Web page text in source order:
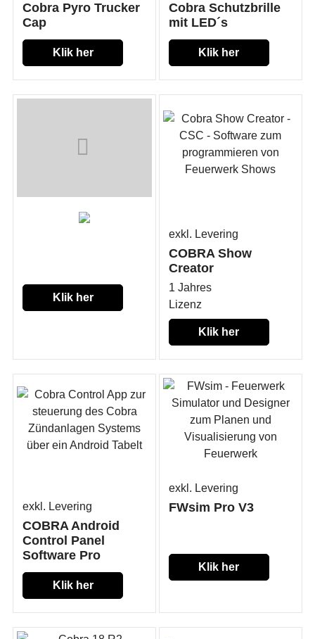
Cobra Pyro Trucker
Cap
Klik her
Cobra Schutzbrille
mit LED´s
Klik her
Klik her
exkl. Levering
COBRA Show
Creator
1 Jahres
Lizenz
Klik her
exkl. Levering
COBRA Android
Control Panel
Software Pro
Klik her
exkl. Levering
FWsim Pro V3
Klik her